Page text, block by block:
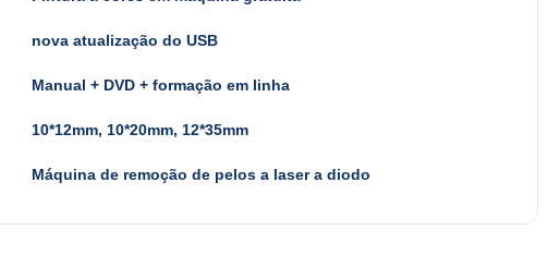
nova atualização do USB
Manual + DVD + formação em linha
10*12mm, 10*20mm, 12*35mm
Máquina de remoção de pelos a laser a diodo